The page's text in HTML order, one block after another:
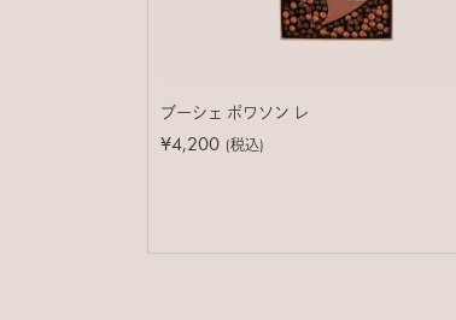
ブーシェ ポワソン レ
¥4,200 (税込)